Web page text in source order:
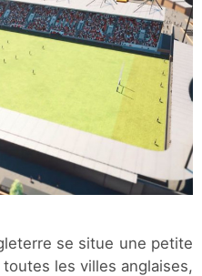
se situe une petite
les villes anglaises,